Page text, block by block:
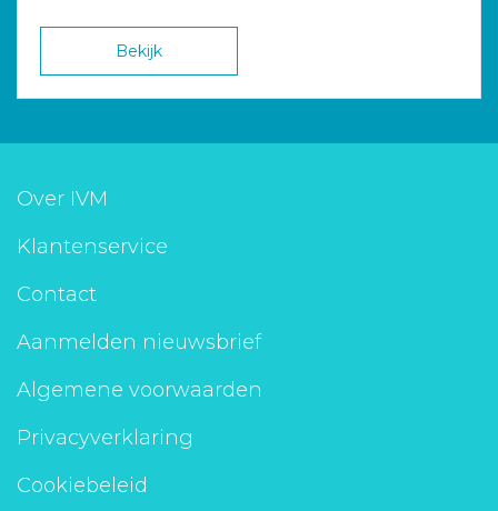
Bekijk
Over IVM
Klantenservice
Contact
Aanmelden nieuwsbrief
Algemene voorwaarden
Privacyverklaring
Cookiebeleid